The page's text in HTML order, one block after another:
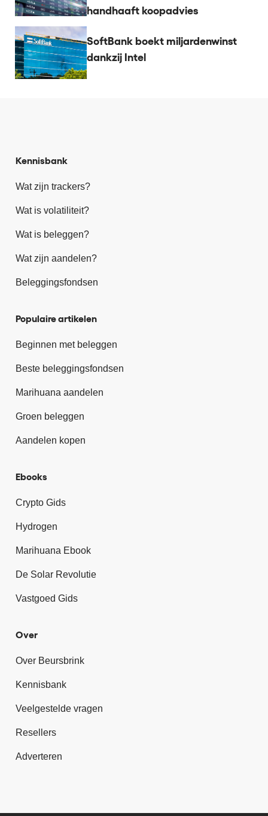
handhaaft koopadvies
SoftBank boekt miljardenwinst
dankzij Intel
Kennisbank
Wat zijn trackers?
Wat is volatiliteit?
Wat is beleggen?
Wat zijn aandelen?
Beleggingsfondsen
Populaire artikelen
Beginnen met beleggen
Beste beleggingsfondsen
Marihuana aandelen
Groen beleggen
Aandelen kopen
Ebooks
Crypto Gids
Hydrogen
Marihuana Ebook
De Solar Revolutie
Vastgoed Gids
Over
Over Beursbrink
Kennisbank
Veelgestelde vragen
Resellers
Adverteren